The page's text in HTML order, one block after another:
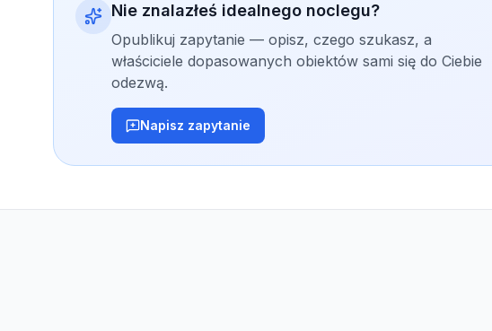
Nie znalazłeś idealnego noclegu?
Opublikuj zapytanie — opisz, czego szukasz, a
właściciele dopasowanych obiektów sami się do Ciebie
odezwą.
Napisz zapytanie